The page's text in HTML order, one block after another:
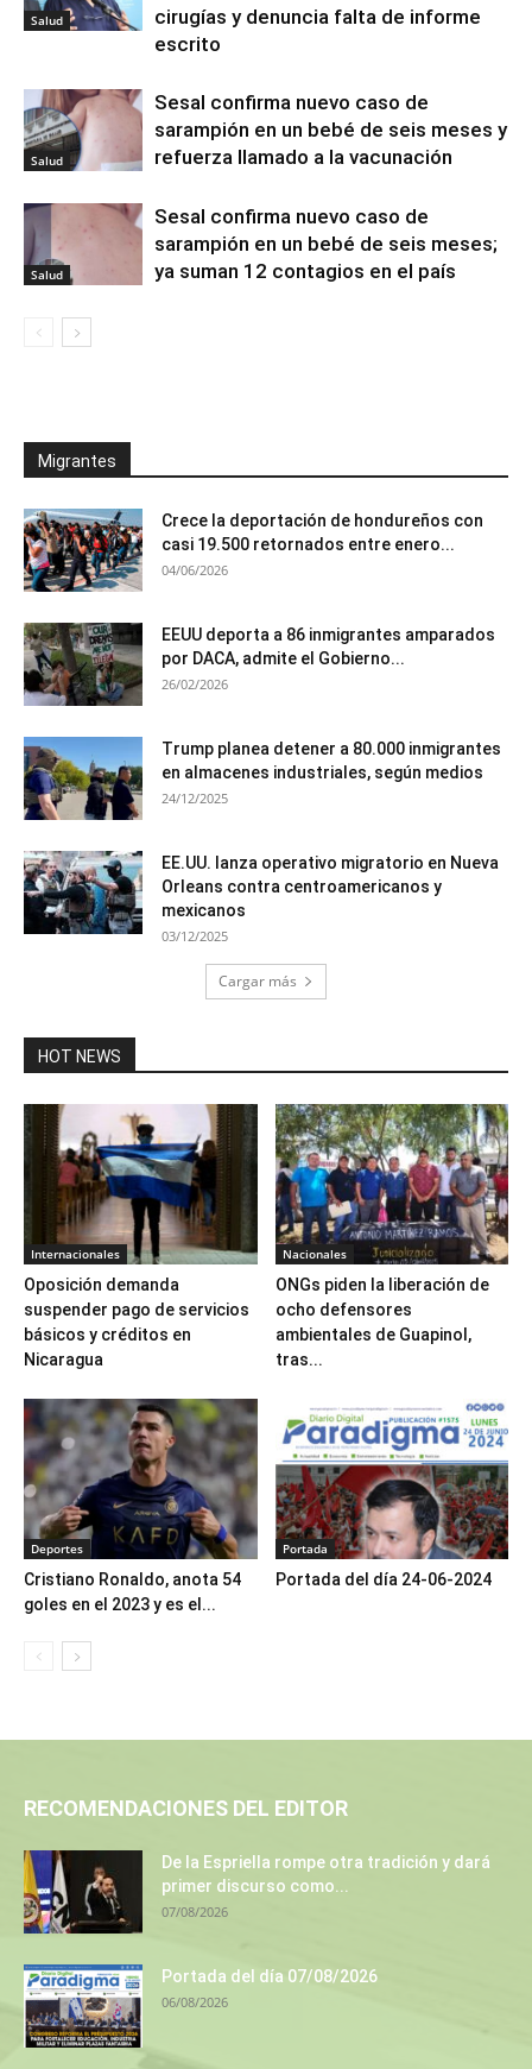
Salud
cirugías y denuncia falta de informe
escrito
Salud
Sesal confirma nuevo caso de
sarampión en un bebé de seis meses y
refuerza llamado a la vacunación
Salud
Sesal confirma nuevo caso de
sarampión en un bebé de seis meses;
ya suman 12 contagios en el país
Migrantes
Crece la deportación de hondureños con
casi 19.500 retornados entre enero...
04/06/2026
EEUU deporta a 86 inmigrantes amparados
por DACA, admite el Gobierno...
26/02/2026
Trump planea detener a 80.000 inmigrantes
en almacenes industriales, según medios
24/12/2025
EE.UU. lanza operativo migratorio en Nueva
Orleans contra centroamericanos y
mexicanos
03/12/2025
Cargar más
HOT NEWS
Internacionales
Oposición demanda
suspender pago de servicios
básicos y créditos en
Nicaragua
Nacionales
ONGs piden la liberación de
ocho defensores
ambientales de Guapinol,
tras...
Deportes
Cristiano Ronaldo, anota 54
goles en el 2023 y es el...
Portada
Portada del día 24-06-2024
RECOMENDACIONES DEL EDITOR
De la Espriella rompe otra tradición y dará
primer discurso como...
07/08/2026
Portada del día 07/08/2026
06/08/2026